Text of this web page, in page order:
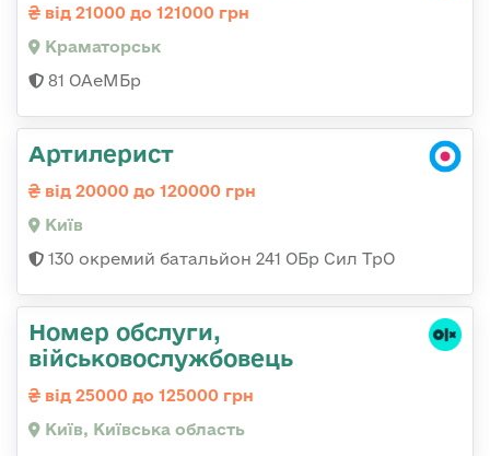
від 21000 до 121000 грн
Краматорськ
81 ОАеМБр
Артилерист
від 20000 до 120000 грн
Київ
130 окремий батальйон 241 ОБр Сил ТрО
Номер обслуги,
військовослужбовець
від 25000 до 125000 грн
Київ, Київська область